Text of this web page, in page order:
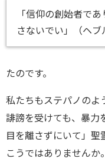
「信仰の創始者で
さないでい」（ヘブ
たのです。
私たちもステパノのよ
誹謗を受けても、暴力
目を離さずにいて」聖
こうではありませんか